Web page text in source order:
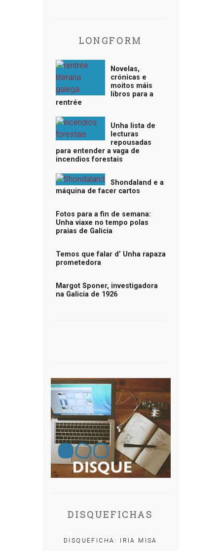
LONGFORM
Novelas,
crónicas e
moitos máis
libros para a
rentrée
Unha lista de
lecturas
repousadas
para entender a vaga de
incendios forestais
Shondaland e a
máquina de facer cartos
Fotos para a fin de semana:
Unha viaxe no tempo polas
praias de Galicia
Temos que falar d’ Unha rapaza
prometedora
Margot Sponer, investigadora
na Galicia de 1926
DISQUEFICHAS
DISQUEFICHA: IRIA MISA